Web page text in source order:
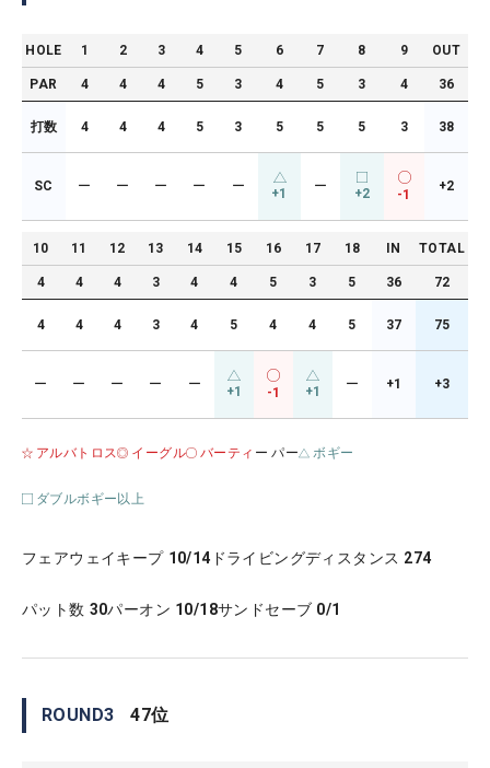
HOLE 1 2 3 4 5 6 7 8 9 OUT
PAR 4 4 4 5 3 4 5 3 4 36
打数 4 4 4 5 3 5 5 5 3 38
SC ー ー ー ー ー +1 ー +2 -1
+2
10 11 12 13 14 15 16 17 18 IN TOTAL
4 4 4 3 4 4 5 3 5 36 72
4 4 4 3 4 5 4 4 5 37 75
ー ー ー ー ー +1 -1 +1 ー +1 +3
アルバトロス イーグル バーティ ー パー ボギー
ダブルボギー以上
フェアウェイキープ 10/14 ドライビングディスタンス 274
パット数 30パーオン 10/18サンドセーブ 0/1
ROUND3 47位